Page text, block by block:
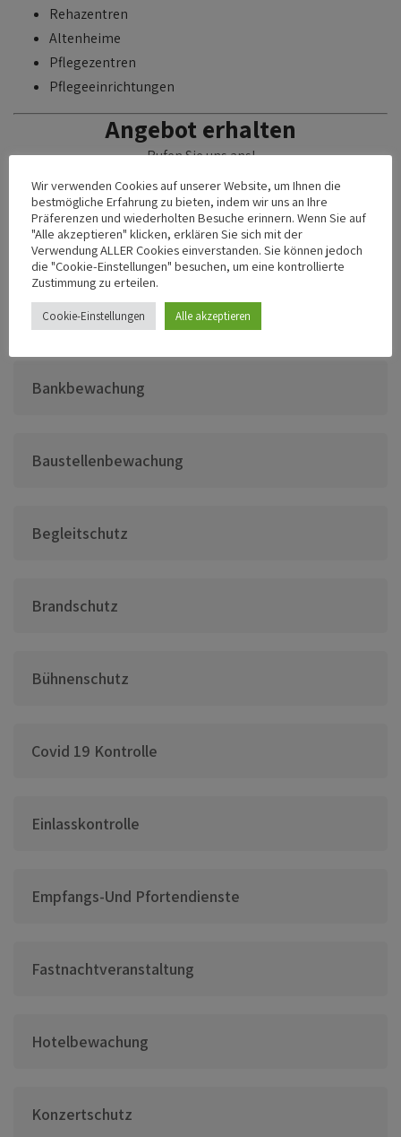
Rehazentren
Altenheime
Pflegezentren
Pflegeeinrichtungen
Angebot erhalten
Rufen Sie uns ans!
Alle
Bankbewachung
Baustellenbewachung
Begleitschutz
Brandschutz
Bühnenschutz
Covid 19 Kontrolle
Einlasskontrolle
Empfangs-Und Pfortendienste
Fastnachtveranstaltung
Hotelbewachung
Konzertschutz
Wir verwenden Cookies auf unserer Website, um Ihnen die
bestmögliche Erfahrung zu bieten, indem wir uns an Ihre
Präferenzen und wiederholten Besuche erinnern. Wenn Sie auf
"Alle akzeptieren" klicken, erklären Sie sich mit der
Verwendung ALLER Cookies einverstanden. Sie können jedoch
die "Cookie-Einstellungen" besuchen, um eine kontrollierte
Zustimmung zu erteilen.
Cookie-Einstellungen Alle akzeptieren